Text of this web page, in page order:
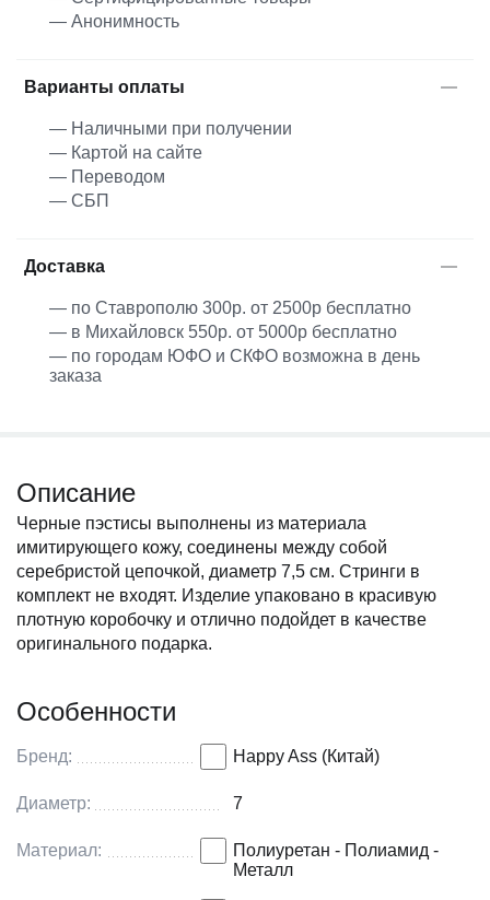
— Анонимность
Варианты оплаты
— Наличными при получении
— Картой на сайте
— Переводом
— СБП
Доставка
— по Ставрополю 300р. от 2500р бесплатно
— в Михайловск 550р. от 5000р бесплатно
— по городам ЮФО и СКФО возможна в день
заказа
Описание
Черные пэстисы выполнены из материала
имитирующего кожу, соединены между собой
серебристой цепочкой, диаметр 7,5 см. Стринги в
комплект не входят. Изделие упаковано в красивую
плотную коробочку и отлично подойдет в качестве
оригинального подарка.
Особенности
Бренд: Happy Ass (Китай)
Диаметр: 7
Материал:
Полиуретан - Полиамид -
Металл